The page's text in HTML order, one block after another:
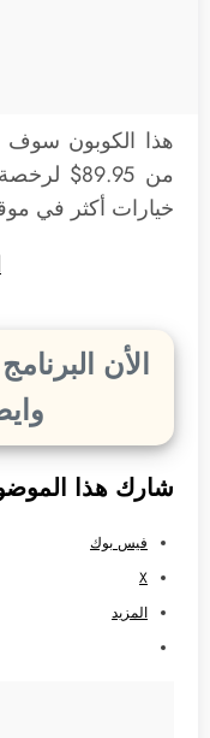
من
خيارات أكثر في
الأن
شارك هذا
فيس بوك
X
المزيد